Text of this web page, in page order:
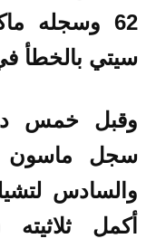
62 وسجله
سيتي بالخطأ
وقبل خمس
سجل ماسون
والسادس
أكمل